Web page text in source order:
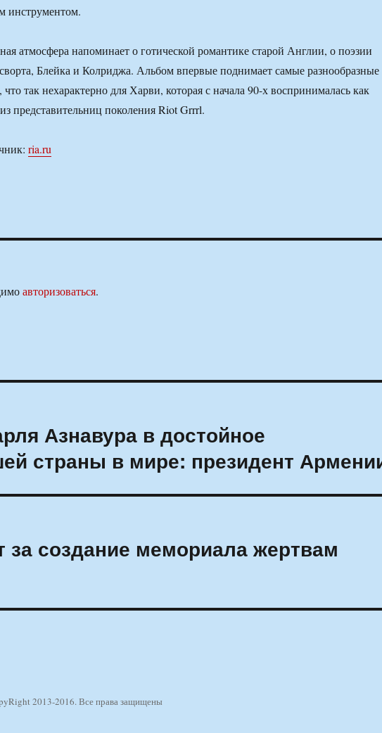
инструментом.
атмосфера напоминает о готической романтике старой Англии, о поэзии
Блейка и Колриджа. Альбом впервые поднимает самые разнообразные
так нехарактерно для Харви, которая с начала 90-х воспринималась как
представительниц поколения Riot Grrrl.
ria.ru
авторизоваться.
Азнавура в достойное
страны в мире: президент
за создание мемориала жертвам
2013-2016. Все права защищены